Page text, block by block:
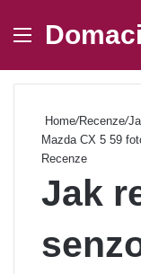
Menu
Home/Recenze/
Mazda CX 5 59
Recenze
Jak